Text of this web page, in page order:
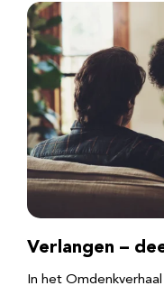
Verlangen –
In het